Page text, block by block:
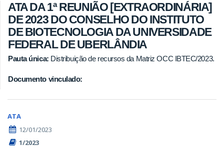
ATA DA 1ª REUNIÃO [EXTRAORDINÁRIA]
DE 2023 DO CONSELHO DO INSTITUTO
DE BIOTECNOLOGIA DA UNIVERSIDADE
FEDERAL DE UBERLÂNDIA
Pauta única: Distribuição de recursos da Matriz OCC IBTEC/2023.
Documento vinculado:
ATA
12/01/2023
1/2023